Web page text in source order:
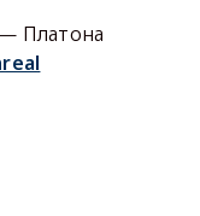
Платона